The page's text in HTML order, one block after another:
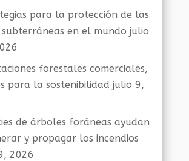
para la protección de las
en el mundo julio
forestales comerciales,
para la sostenibilidad julio 9,
de árboles foráneas ayudan
y propagar los incendios
2026